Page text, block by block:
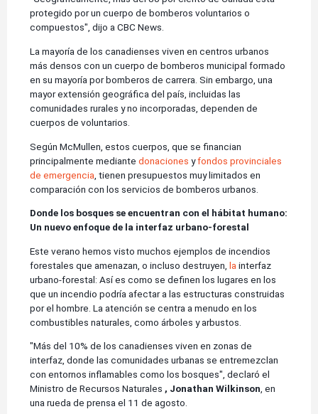
protegido por un cuerpo de bomberos voluntarios o
compuestos", dijo a CBC News.
La mayoría de los canadienses viven en centros urbanos
más densos con un cuerpo de bomberos municipal formado
en su mayoría por bomberos de carrera. Sin embargo, una
mayor extensión geográfica del país, incluidas las
comunidades rurales y no incorporadas, dependen de
cuerpos de voluntarios.
Según McMullen, estos cuerpos, que se financian
principalmente mediante donaciones yfondos provinciales
de emergencia , tienen presupuestos muy limitados en
comparación con los servicios de bomberos urbanos.
Donde los bosques se encuentran con el hábitat humano:
Un nuevo enfoque de la interfaz urbano-forestal
Este verano hemos visto muchos ejemplos de incendios
forestales que amenazan, o incluso destruyen, la interfaz
urbano-forestal: Así es como se definen los lugares en los
que un incendio podría afectar a las estructuras construidas
por el hombre. La atención se centra a menudo en los
combustibles naturales, como árboles y arbustos.
"Más del 10% de los canadienses viven en zonas de
interfaz, donde las comunidades urbanas se entremezclan
con entornos inflamables como los bosques", declaró el
Ministro de Recursos Naturales , Jonathan Wilkinson, en
una rueda de prensa el 11 de agosto.